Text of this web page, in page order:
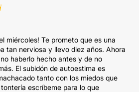
miércoles! Te prometo que es una
tan nerviosa y llevo diez años. Ahora
haberlo hecho antes y de no
El subidón de autoestima es
tanto con los miedos que
escríbeme para lo que